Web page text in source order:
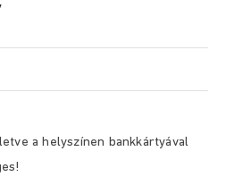
a helyszínen bankkártyával